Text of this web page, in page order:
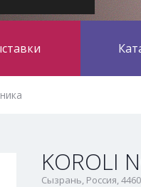
KOROLI
Сызрань, Россия,